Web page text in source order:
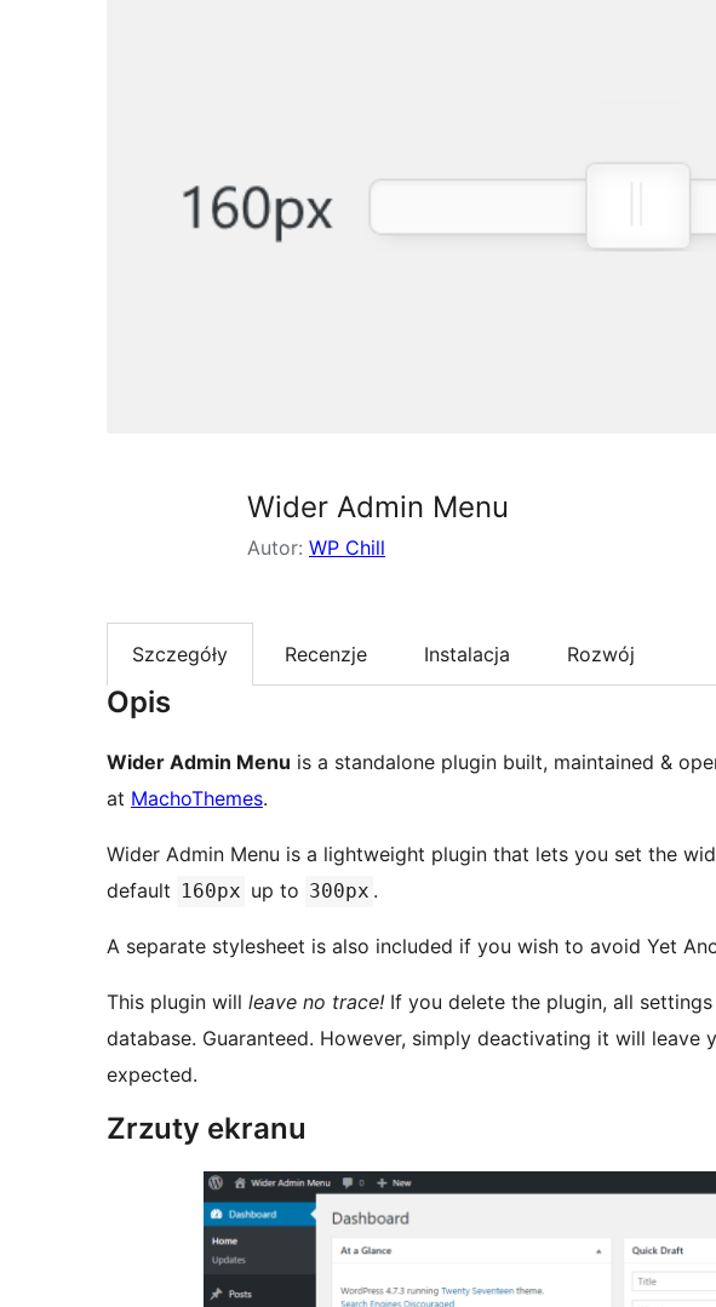
Wider Admin Menu
Autor: WP Chill
Szczegóły Recenzje Instalacja Rozwój
Opis
Wider Admin Menu is a standalone plugin built, maintained &
at MachoThemes.
Wider Admin Menu is a lightweight plugin that lets you set the
default 160px up to 300px .
A separate stylesheet is also included if you wish to avoid Yet
This plugin will leave no trace! If you delete the plugin, all
database. Guaranteed. However, simply deactivating it will leave
expected.
Zrzuty ekranu